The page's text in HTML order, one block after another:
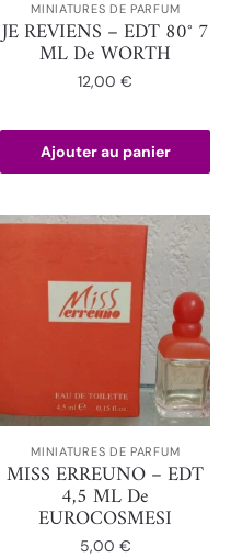
MINIATURES DE PARFUM
JE REVIENS – EDT 80° 7
ML De WORTH
12,00€
Ajouter au panier
MINIATURES DE PARFUM
MISS ERREUNO – EDT
4,5 ML De
EUROCOSMESI
5,00 €